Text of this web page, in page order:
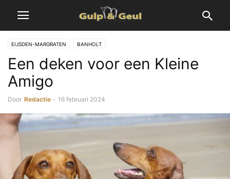
EIJSDEN-MARGRATEN BANHOLT
Een deken voor een Kleine
Amigo
Door Redactie - 16 februari 2024